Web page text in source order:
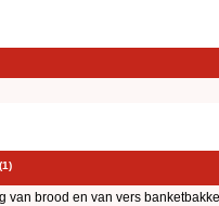
(1)
van brood en van vers